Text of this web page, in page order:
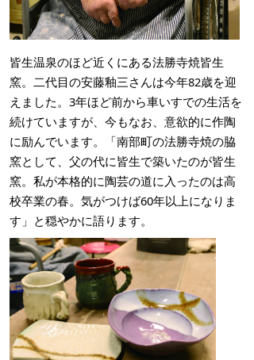
皆生温泉のほど近くにある法勝寺焼皆生
窯。二代目の安藤釉三さんは今年82歳を迎
えました。3年ほど前から車いすでの生活を
続けていますが、今もなお、意欲的に作陶
に励んでいます。「南部町の法勝寺焼の脇
窯として、父の代に皆生で築いたのが皆生
窯。私が本格的に陶芸の道に入ったのは高
校卒業の春。気がつけば60年以上になりま
す」と穏やかに語ります。